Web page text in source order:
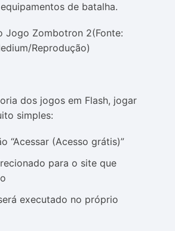
de batalha.
(Fonte:
Reprodução)
dos jogos em Flash, jogar
simples:
“Acessar (Acesso grátis)”
para o site que
executado no próprio